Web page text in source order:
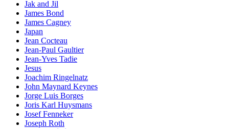
Jak and Jil
James Bond
James Cagney
Japan
Jean Cocteau
Jean-Paul Gaultier
Jean-Yves Tadie
Jesus
Joachim Ringelnatz
John Maynard Keynes
Jorge Luis Borges
Joris Karl Huysmans
Josef Fenneker
Joseph Roth